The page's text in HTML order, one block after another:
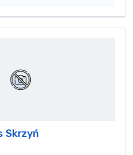
Skrzyń